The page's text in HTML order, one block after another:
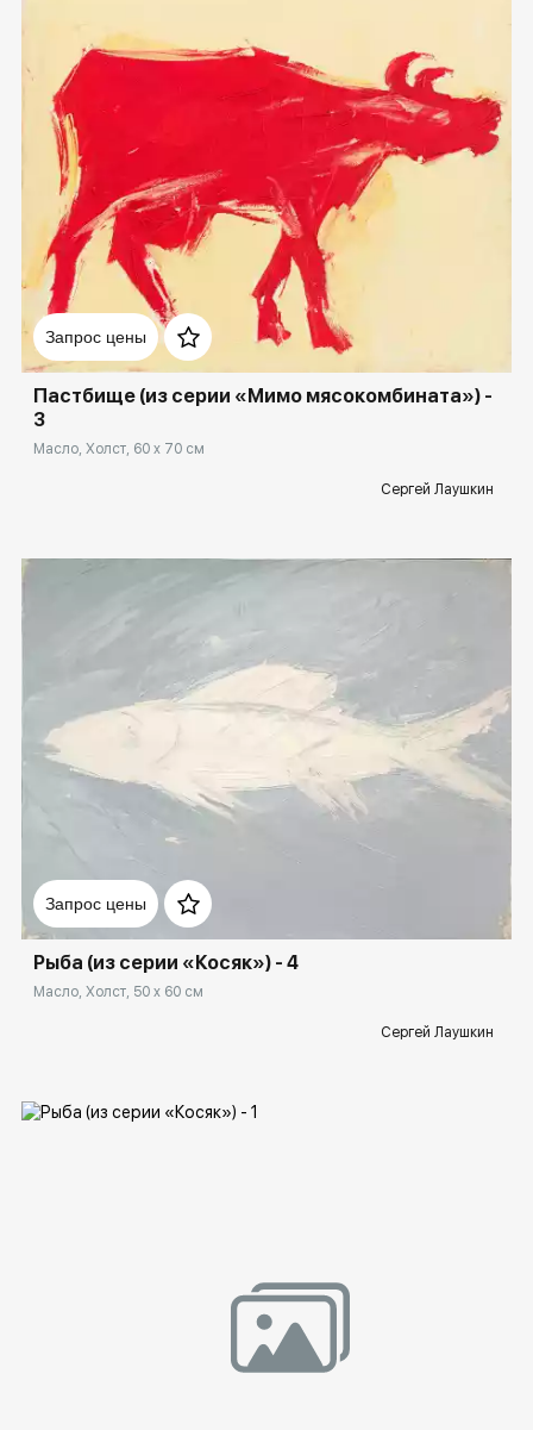
Запрос цены
Домен:
Пастбище (из серии «Мимо мясокомбината») -
3
Масло, Холст, 60 x 70 см
Сергей Лаушкин
Запрос цены
Рыба (из серии «Косяк») - 4
Масло, Холст, 50 x 60 см
Сергей Лаушкин